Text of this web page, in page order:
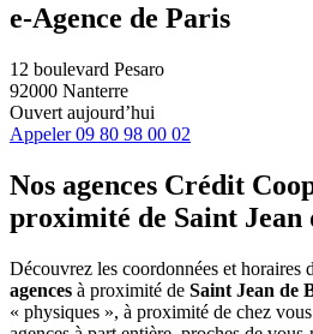
e-Agence de Paris
12 boulevard Pesaro
92000 Nanterre
Ouvert aujourd’hui
Appeler 09 80 98 00 02
Nos agences Crédit
proximité de Saint Jean
Découvrez les coordonnées et horaires
agences à proximité de Saint Jean de
« physiques », à proximité de chez